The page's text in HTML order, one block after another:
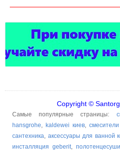
Copyright ©
Самые популярные страницы:
hansgrohe, kaldewei киев,
сантехника, аксессуары для ванной
инсталляция geberit,